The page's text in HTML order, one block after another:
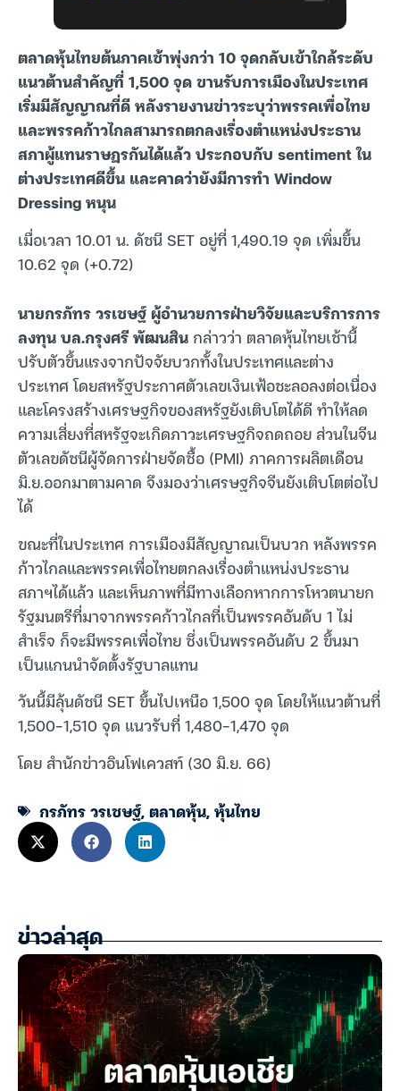
ตลาดหุ้นไทยต้นภาคเช้าพุ่งกว่า 10 จุดกลับเข้าใกล้ระดับ
แนวต้านสำคัญที่ 1,500 จุด ขานรับการเมืองในประเทศ
เริ่มมีสัญญาณที่ดี หลังรายงานข่าวระบุว่าพรรคเพื่อไทย
และพรรคก้าวไกลสามารถตกลงเรื่องตำแหน่งประธาน
สภาผู้แทนราษฎรกันได้แล้ว ประกอบกับ sentiment ใน
ต่างประเทศดีขึ้น และคาดว่ายังมีการทำ Window
Dressing หนุน
เมื่อเวลา 10.01 น. ดัชนี SET อยู่ที่ 1,490.19 จุด เพิ่มขึ้น
10.62 จุด (+0.72)
นายกรภัทร วรเชษฐ์ ผู้อำนวยการฝ่ายวิจัยและบริการการ
ลงทุน บล.กรุงศรี พัฒนสิน กล่าวว่า ตลาดหุ้นไทยเช้านี้
ปรับตัวขึ้นแรงจากปัจจัยบวกทั้งในประเทศและต่าง
ประเทศ โดยสหรัฐประกาศตัวเลขเงินเฟ้อชะลอลงต่อเนื่อง
และโครงสร้างเศรษฐกิจของสหรัฐยังเติบโตได้ดี ทำให้ลด
ความเสี่ยงที่สหรัฐจะเกิดภาวะเศรษฐกิจถดถอย ส่วนในจีน
ตัวเลขดัชนีผู้จัดการฝ่ายจัดซื้อ (PMI) ภาคการผลิตเดือน
มิ.ย.ออกมาตามคาด จึงมองว่าเศรษฐกิจจีนยังเติบโตต่อไป
ได้
ขณะที่ในประเทศ การเมืองมีสัญญาณเป็นบวก หลังพรรค
ก้าวไกลและพรรคเพื่อไทยตกลงเรื่องตำแหน่งประธาน
สภาฯได้แล้ว และเห็นภาพที่มีทางเลือกหากการโหวตนายก
รัฐมนตรีที่มาจากพรรคก้าวไกลที่เป็นพรรคอันดับ 1 ไม่
สำเร็จ ก็จะมีพรรคเพื่อไทย ซึ่งเป็นพรรคอันดับ 2 ขึ้นมา
เป็นแกนนำจัดตั้งรัฐบาลแทน
วันนี้มีลุ้นดัชนี SET ขึ้นไปเหนือ 1,500 จุด โดยให้แนวต้านที่
1,500-1,510 จุด แนวรับที่ 1,480-1,470 จุด
โดย สำนักข่าวอินโฟเควสท์ (30 มิ.ย. 66)
กรภัทร วรเชษฐ์,ตลาดหุ้น,หุ้นไทย
ข่าวล่าสุด